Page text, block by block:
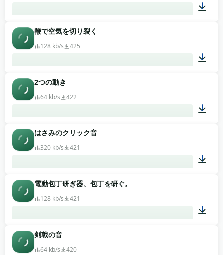
鞭で空気を切り裂く
128 kb/s 425
2つの動き
64 kb/s 422
はさみのクリック音
320 kb/s 421
電動包丁研ぎ器、包丁を研ぐ。
128 kb/s 421
剣戟の音
64 kb/s 420